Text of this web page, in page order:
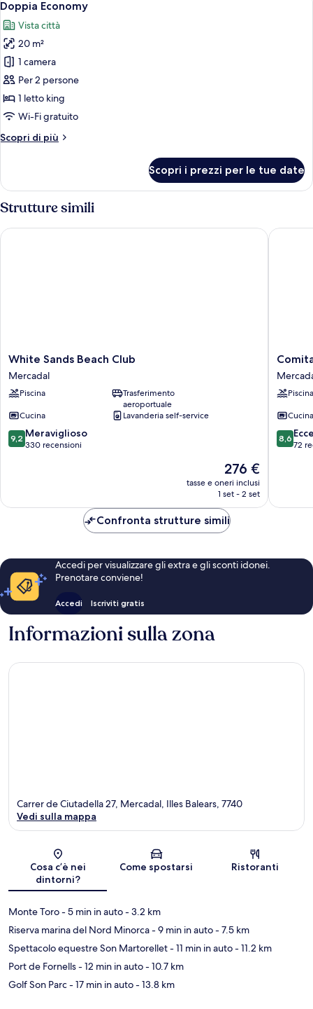
tutte
le
foto
per
Doppia
Economy
8
Doppia Economy
Vista città
20 m²
1 camera
Per 2 persone
1 letto king
Wi-Fi gratuito
Scopri di più
Altri
Economy
Scopri i prezzi per le tue date
Strutture simili
White
Sands
Beach
Club
White Sands Beach Club
Mercadal
Piscina
Trasferimento
aeroportuale
Cucina
Lavanderia self-service
9.2
su
9,2 Meraviglioso
330 recensioni
Il
prezzo
attuale
276 €
276 €
tasse e oneri inclusi
1 set - 2 set
White Sands Beach Club
Comitas
Park
Piscina
Cucina
8.6
su
8,6
72
Comitas
Confronta strutture simili
Accedi per visualizzare gli extra e gli sconti idonei.
Prenotare conviene!
Accedi Iscriviti gratis
Informazioni sulla zona
Mappa
Carrer de Ciutadella 27, Mercadal, Illes Balears, 7740
Vedi sulla mappa
Cosa c’è nei
dintorni?
Come spostarsi Ristoranti
Monte Toro- 5 min in auto- 3.2 km
Riserva marina del Nord Minorca- 9 min in auto- 7.5 km
Spettacolo equestre Son Martorellet- 11 min in auto- 11.2 km
Port de Fornells- 12 min in auto- 10.7 km
Golf Son Parc- 17 min in auto- 13.8 km